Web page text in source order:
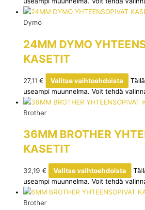
Dymo
24MM DYMO
KASETIT
27,11 € Valitse vaihtoehdoista
useampi muunnelma. Voit tehdä
Brother
36MM BROTHER
KASETIT
32,19 € Valitse vaihtoehdoista
useampi muunnelma. Voit tehdä
Brother